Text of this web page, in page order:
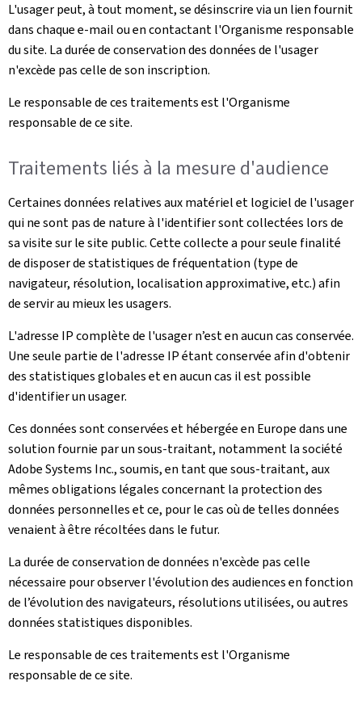
L'usager peut, à tout moment, se désinscrire via un lien fournit
dans chaque e-mail ou en contactant l'Organisme responsable
du site. La durée de conservation des données de l'usager
n'excède pas celle de son inscription.
Le responsable de ces traitements est l'Organisme
responsable de ce site.
Traitements liés à la mesure d'audience
Certaines données relatives aux matériel et logiciel de l'usager
qui ne sont pas de nature à l'identifier sont collectées lors de
sa visite sur le site public. Cette collecte a pour seule finalité
de disposer de statistiques de fréquentation (type de
navigateur, résolution, localisation approximative, etc.) afin
de servir au mieux les usagers.
L'adresse IP complète de l'usager n’est en aucun cas conservée.
Une seule partie de l'adresse IP étant conservée afin d'obtenir
des statistiques globales et en aucun cas il est possible
d'identifier un usager.
Ces données sont conservées et hébergée en Europe dans une
solution fournie par un sous-traitant, notamment la société
Adobe Systems Inc., soumis, en tant que sous-traitant, aux
mêmes obligations légales concernant la protection des
données personnelles et ce, pour le cas où de telles données
venaient à être récoltées dans le futur.
La durée de conservation de données n'excède pas celle
nécessaire pour observer l'évolution des audiences en fonction
de l’évolution des navigateurs, résolutions utilisées, ou autres
données statistiques disponibles.
Le responsable de ces traitements est l'Organisme
responsable de ce site.